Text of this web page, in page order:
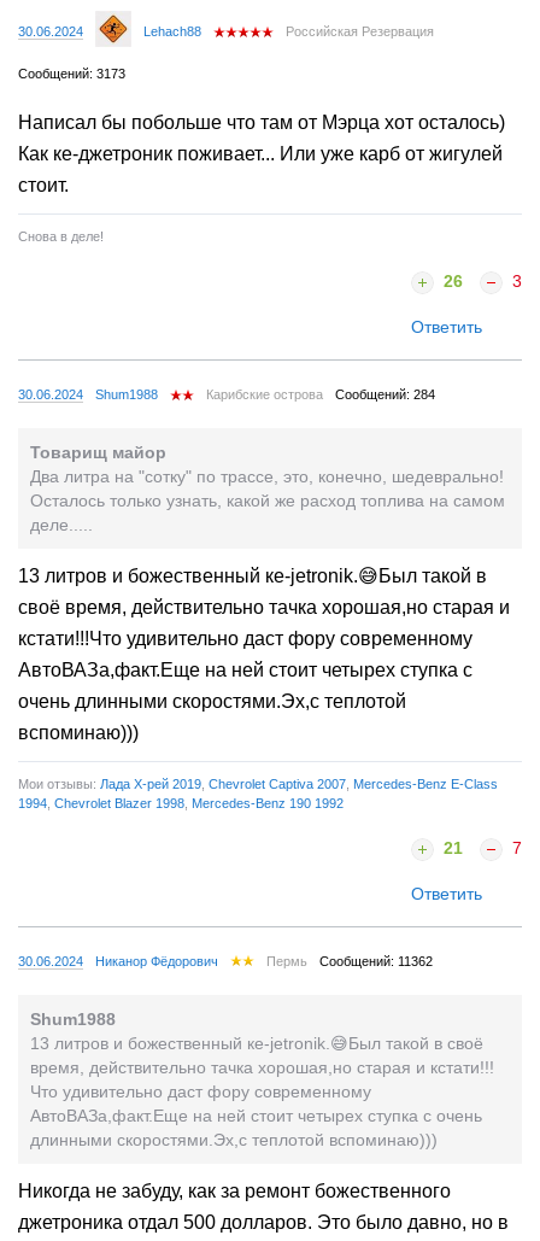
30.06.2024 Lehach88 Российская Резервация
Сообщений: 3173
Написал бы побольше что там от Мэрца хот осталось)
Как ке-джетроник поживает... Или уже карб от жигулей
стоит.
Снова в деле!
26 3
Ответить
30.06.2024 Shum1988 Карибские острова Сообщений: 284
Товарищ майор
Два литра на "сотку" по трассе, это, конечно, шедеврально!
Осталось только узнать, какой же расход топлива на самом
деле.....
13 литров и божественный ке-jetronik.😅Был такой в
своё время, действительно тачка хорошая,но старая и
кстати!!!Что удивительно даст фору современному
АвтоВАЗа,факт.Еще на ней стоит четырех ступка с
очень длинными скоростями.Эх,с теплотой
вспоминаю)))
Мои отзывы: Лада Х-рей 2019 Chevrolet Captiva 2007 Mercedes-Benz E-Class
1994 Chevrolet Blazer 1998 Mercedes-Benz 190 1992
21 7
Ответить
30.06.2024 Никанор Фёдорович Пермь Сообщений: 11362
Shum1988
13 литров и божественный ке-jetronik.😅Был такой в своё
время, действительно тачка хорошая,но старая и кстати!!!
Что удивительно даст фору современному
АвтоВАЗа,факт.Еще на ней стоит четырех ступка с очень
длинными скоростями.Эх,с теплотой вспоминаю)))
Никогда не забуду, как за ремонт божественного
джетроника отдал 500 долларов. Это было давно, но в